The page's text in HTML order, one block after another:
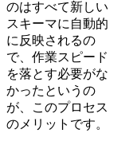
のはすべて新しい
スキーマに自動的
に反映されるの
で、作業スピード
を落とす必要がな
かったというの
が、このプロセス
のメリットです。